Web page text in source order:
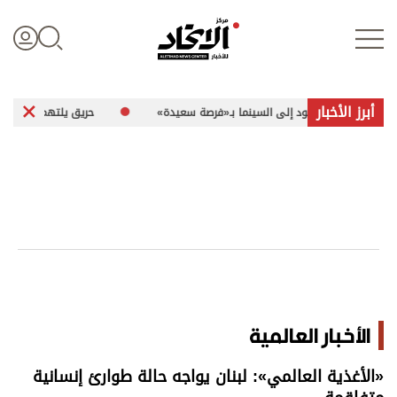
علوم الدار
اقتصاد
الرياضة
أبرز الأخبار
يعود إلى السينما بـ«فرصة سعيدة» حريق يلتهم 520 هكتارًا ويغلق جبل برومو الإندونيسي
الأخبار العالمية
«الأغذية العالمي»: لبنان يواجه حالة طوارئ إنسانية